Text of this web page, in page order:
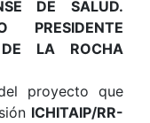
DE SALUD.
PRESIDENTE
DE LA ROCHA
proyecto que
ICHITAIP/RR-